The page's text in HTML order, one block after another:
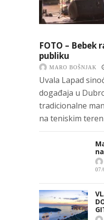
FOTO – Bebek
publiku
MARO BOŠNJAK
Uvala Lapad
događaja u
tradicionalne
na teniskim
07/